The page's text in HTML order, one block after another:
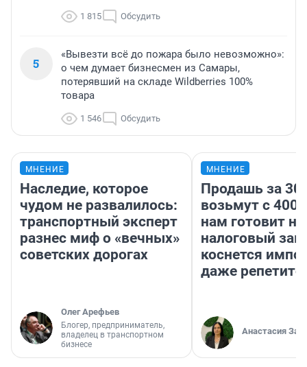
1 815 Обсудить
5
«Вывезти всё до пожара было невозможно»:
о чем думает бизнесмен из Самары,
потерявший на складе Wildberries 100%
товара
1 546 Обсудить
МНЕНИЕ
Наследие, которое
чудом не развалилось:
транспортный эксперт
разнес миф о «вечных»
советских дорогах
Олег Арефьев
Блогер, предприниматель,
владелец в транспортном
бизнесе
МНЕНИЕ
Продашь за
возьмут с
нам готовит
налоговый
коснется
даже
Анастасия